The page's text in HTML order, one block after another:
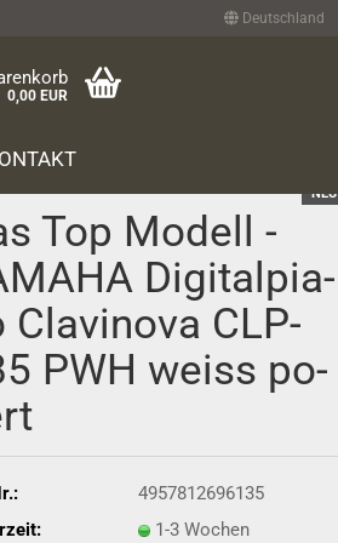
Deutschland
0,00 EUR
NEU
Top Mo­dell -
Di­gi­tal­pia­
Cla­vi­no­va CLP-​
PWH weiss po­
4957812696135
1-3 Wochen